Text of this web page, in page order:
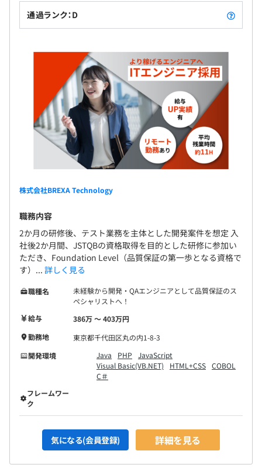
通過ランク：D
株式会社BREXA Technology
職務内容
2か月の研修後、テスト業務を主体とした開発案件を想定 入
社後2か月間、JSTQBの資格取得を目的とした研修に参加い
ただき、Foundation Level（品質保証の第一歩となる資格で
す）... 詳しく見る
職種名
未経験から開発・QAエンジニアとして品質保証のス
ペシャリストへ！
給与
386万 〜 403万円
勤務地
東京都千代田区丸の内1-8-3
開発環境
Java PHP
JavaScript
Visual Basic(VB.NET)
HTML+CSS COBOL
C＃
フレームワー
ク
気になる(会員登録) 詳細を見る